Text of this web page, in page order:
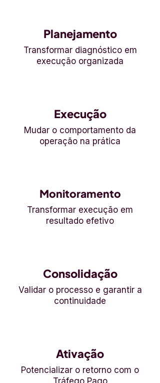
Planejamento
Transformar diagnóstico em
execução organizada
Execução
Mudar o comportamento da
operação na prática
Monitoramento
Transformar execução em
resultado efetivo
Consolidação
Validar o processo e garantir a
continuidade
Ativação
Potencializar o retorno com o
Tráfego Pago